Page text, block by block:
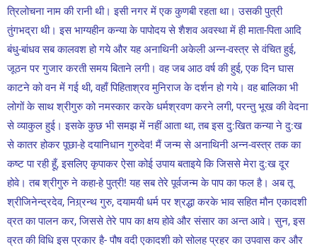
त्रिलोचना नाम की रानी थी। इसी नगर में एक कुणबी रहता था। उसकी पुत्री
तुंगभद्रा थी। इस भाग्यहीन कन्या के पापोदय से शैशव अवस्था में ही माता-पिता आदि
बंधु-बांधव सब कालवश हो गये और यह अनाथिनी अकेली अन्न-वस्त्र से वंचित हुई,
जूठन पर गुजार करती समय बिताने लगी। वह जब आठ वर्ष की हुई, एक दिन घास
काटने को वन में गई थी, वहाँ पिहिताश्रव मुनिराज के दर्शन हो गये। वह बालिका भी
लोगों के साथ श्रीगुरु को नमस्कार करके धर्मश्रवण करने लगी, परन्तु भूख की वेदना
से व्याकुल हुई। इसके कुछ भी समझ में नहीं आता था, तब इस दु:खित कन्या ने दु:ख
से कातर होकर पूछा-हे दयानिधान गुरुदेव! मैं जन्म से अनाथिनी अन्न-वस्त्र तक का
कष्ट पा रही हूँ, इसलिए कृपाकर ऐसा कोई उपाय बताइये कि जिससे मेरा दु:ख दूर
होवे। तब श्रीगुरु ने कहा-हे पुत्री! यह सब तेरे पूर्वजन्म के पाप का फल है। अब तू
श्रीजिनेन्द्रदेव, निग्र्रन्थ गुरु, दयामयी धर्म पर श्रद्धा करके भाव सहित मौन एकादशी
व्रत का पालन कर, जिससे तेरे पाप का क्षय होवे और संसार का अन्त आवे। सुन, इस
व्रत की विधि इस प्रकार है- पौष वदी एकादशी को सोलह प्रहर का उपवास कर और